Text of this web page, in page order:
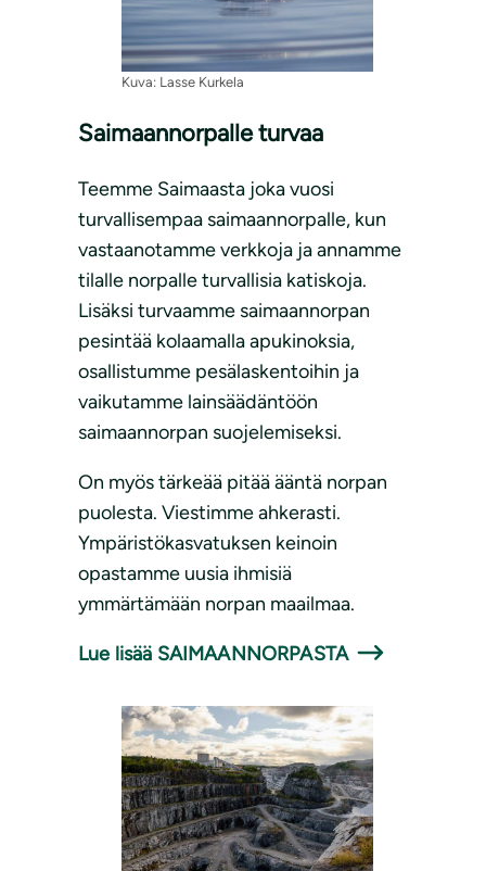
Kuva: Lasse Kurkela
Saimaannorpalle turvaa
Teemme Saimaasta joka vuosi
turvallisempaa saimaannorpalle, kun
vastaanotamme verkkoja ja annamme
tilalle norpalle turvallisia katiskoja.
Lisäksi turvaamme saimaannorpan
pesintää kolaamalla apukinoksia,
osallistumme pesälaskentoihin ja
vaikutamme lainsäädäntöön
saimaannorpan suojelemiseksi.
On myös tärkeää pitää ääntä norpan
puolesta. Viestimme ahkerasti.
Ympäristökasvatuksen keinoin
opastamme uusia ihmisiä
ymmärtämään norpan maailmaa.
Lue lisää SAIMAANNORPASTA